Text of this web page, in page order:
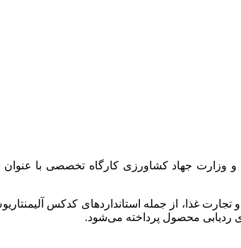
و وزارت جهاد کشاورزی کارگاه تخصصی با
و تجارت غذا، از جمله استانداردهای کدکس